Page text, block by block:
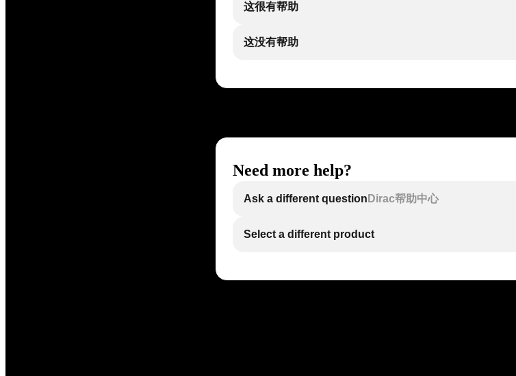
这很有帮助
这没有帮助
Need more help?
Ask a different question Dirac帮助中心
Select a different product